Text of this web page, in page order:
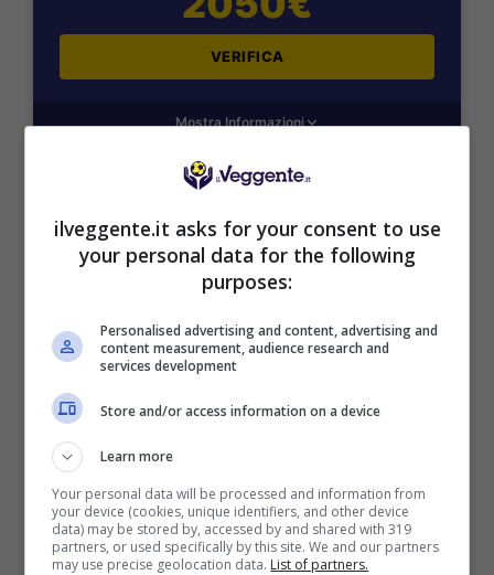
VERIFICA
Mostra Informazioni
Bonus Benvenuto Sport: fino a 1.000€
50% sul deposito fino a 50€
1000€
PlanetWin365
ilveggente.it asks for your consent to use
your personal data for the following
purposes:
Personalised advertising and content, advertising and
content measurement, audience research and
services development
Store and/or access information on a device
Learn more
Your personal data will be processed and information from
your device (cookies, unique identifiers, and other device
data) may be stored by, accessed by and shared with 319
partners, or used specifically by this site. We and our partners
may use precise geolocation data. List of partners.